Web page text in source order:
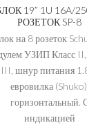
19” 1U 16A/
РОЗЕТОК SP-8
на 8 розеток
УЗИП Класс II,
III, шнур питания
евровилка (Shuko),
горизонтальный.
индикацией